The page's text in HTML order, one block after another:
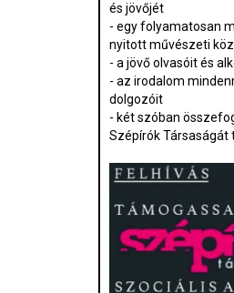
és jövőjét
- egy folyamatosan
nyitott művészeti
- a jövő olvasóit és
- az irodalom
dolgozóit
- két szóban
Szépírók Társaságát